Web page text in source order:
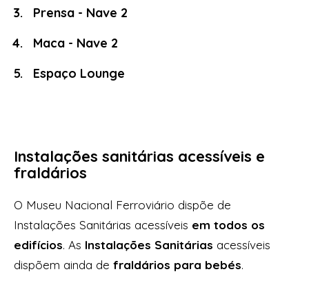
Prensa - Nave 2
Maca - Nave 2
Espaço Lounge
Instalações sanitárias acessíveis e
fraldários
O Museu Nacional Ferroviário dispõe de
Instalações Sanitárias acessíveis em todos os
edifícios. As Instalações Sanitárias acessíveis
dispõem ainda de fraldários para bebés.